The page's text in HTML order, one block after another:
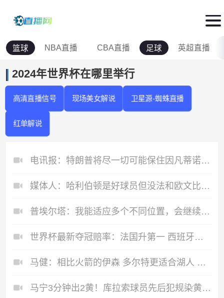
篮球 NBA直播 CBA直播 足球 英超直播
2024年世界杯在哪里举行
高清直播信号 现场美女解说 卫星源-蜘蛛直播
红单解说
电讯报：特朗普将尽一切可能保住因凡蒂诺，他对因凡蒂诺颇为赏识
媒体人：哈利伯顿是好球员但没法和欧文比 詹姆斯现在需要即战力
普埃尔塔：我能适应多个不同位置，会继续专注于世界杯并帮助球队
世界杯最新夺冠赔率：法国升第一 西班牙降第二 英阿葡分列3-5名
马健：相比火箭的伊森 多尔特更适合湖人 后者的防守和三分都不错
马宁3分钟出2黄！库拉索球员先后犯规染黄，马宁本场已出4张黄牌